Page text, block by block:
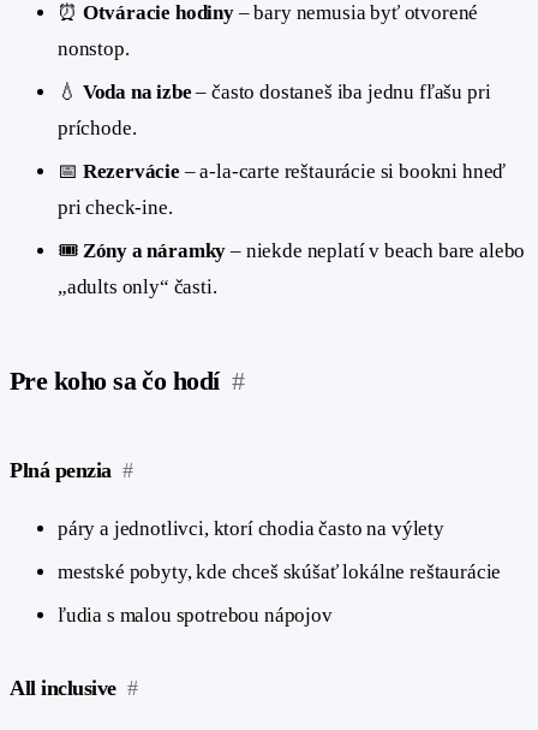
⏰ Otváracie hodiny– bary nemusia byť otvorené
nonstop.
💧 Voda na izbe – často dostaneš iba jednu fľašu pri
príchode.
📅 Rezervácie – a-la-carte reštaurácie si bookni hneď
pri check-ine.
🎟️ Zóny a náramky – niekde neplatí v beach bare alebo
„adults only“ časti.
Pre koho sa čo hodí #
Plná penzia #
páry a jednotlivci, ktorí chodia často na výlety
mestské pobyty, kde chceš skúšať lokálne reštaurácie
ľudia s malou spotrebou nápojov
All inclusive #